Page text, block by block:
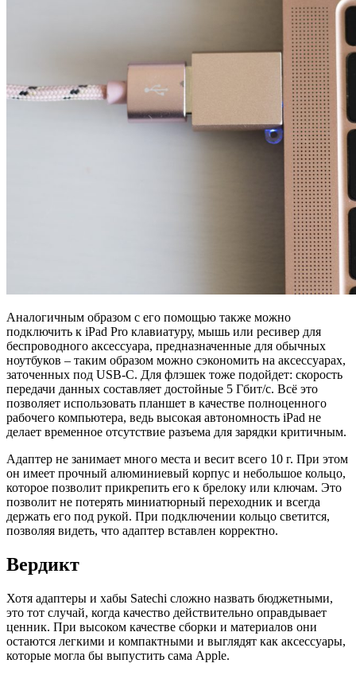
Аналогичным образом с его помощью также можно
подключить к iPad Pro клавиатуру, мышь или ресивер для
беспроводного аксессуара, предназначенные для обычных
ноутбуков – таким образом можно сэкономить на аксессуарах,
заточенных под USB-C. Для флэшек тоже подойдет: скорость
передачи данных составляет достойные 5 Гбит/с. Всё это
позволяет использовать планшет в качестве полноценного
рабочего компьютера, ведь высокая автономность iPad не
делает временное отсутствие разъема для зарядки критичным.
Адаптер не занимает много места и весит всего 10 г. При этом
он имеет прочный алюминиевый корпус и небольшое кольцо,
которое позволит прикрепить его к брелоку или ключам. Это
позволит не потерять миниатюрный переходник и всегда
держать его под рукой. При подключении кольцо светится,
позволяя видеть, что адаптер вставлен корректно.
Вердикт
Хотя адаптеры и хабы Satechi сложно назвать бюджетными,
это тот случай, когда качество действительно оправдывает
ценник. При высоком качестве сборки и материалов они
остаются легкими и компактными и выглядят как аксессуары,
которые могла бы выпустить сама Apple.